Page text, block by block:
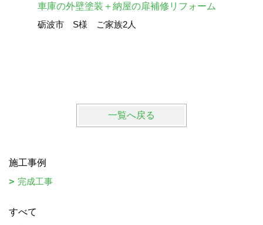
車庫の外壁塗装＋納屋の扉補修リフォーム
砺波市 S様 ご家族2人
一覧へ戻る
施工事例
完成工事
すべて